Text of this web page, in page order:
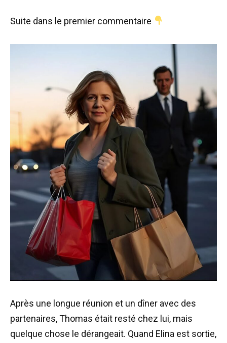
Suite dans le premier commentaire
Après une longue réunion et un dîner avec des
partenaires, Thomas était resté chez lui, mais
quelque chose le dérangeait. Quand Elina est sortie,